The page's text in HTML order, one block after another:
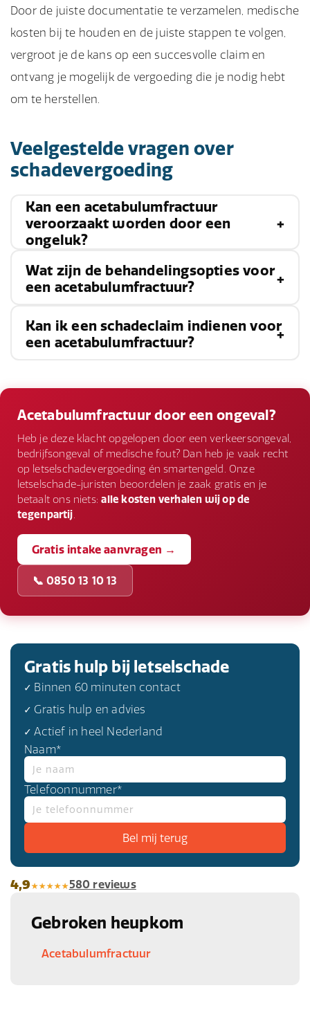
Door de juiste documentatie te verzamelen, medische
kosten bij te houden en de juiste stappen te volgen,
vergroot je de kans op een succesvolle claim en
ontvang je mogelijk de vergoeding die je nodig hebt
om te herstellen.
Veelgestelde vragen over
schadevergoeding
Kan een acetabulumfractuur
veroorzaakt worden door een
ongeluk?
Ja, een acetabulumfractuur kan worden
veroorzaakt door een ernstig trauma, zoals een
auto-ongeluk, een
val van hoogte of een
sportblessure. De kracht die op de heupkom
Wat zijn de behandelingsopties voor
een acetabulumfractuur?
Behandelingsopties variëren van conservatieve
methoden zoals rust en fysiotherapie tot
behandeling hangt af van de ernst van de breuk.
Kan ik een schadeclaim indienen voor
een acetabulumfractuur?
acetabulumfractuur is veroorzaakt door een
gebeurd, kun je een letselschadeclaim indienen
om compensatie te krijgen voor de geleden
schade.
Acetabulumfractuur door een ongeval?
Heb je deze klacht opgelopen door een verkeersongeval,
bedrijfsongeval of medische fout? Dan heb je vaak recht
op letselschadevergoeding én smartengeld. Onze
letselschade-juristen beoordelen je zaak gratis en je
betaalt ons niets:alle kosten verhalen wij op de
tegenpartij
Gratis intake aanvragen →
📞 0850 13 10 13
Gratis hulp bij letselschade
✓ Binnen 60 minuten contact
✓ Gratis hulp en advies
✓ Actief in heel Nederland
Naam*
Telefoonnummer*
4,9 580 reviews
Gebroken heupkom
Acetabulumfractuur